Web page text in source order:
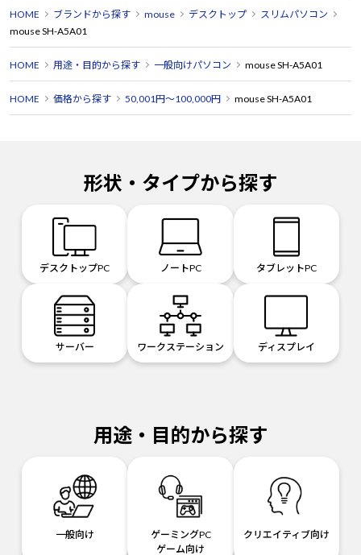
HOME ブランドから探す mouse デスクトップ
スリムパソコン
mouse SH-A5A01
HOME 用途・目的から探す 一般向けパソコン mouse SH-A5A01
HOME 価格から探す 50,001円～100,000円 mouse SH-A5A01
形状・タイプから探す
デスクトップPC ノートPC タブレットPC
サーバー ワークステーション ディスプレイ
用途・目的から探す
一般向け
ゲーミングPC
ゲーム向け
クリエイティブ向け